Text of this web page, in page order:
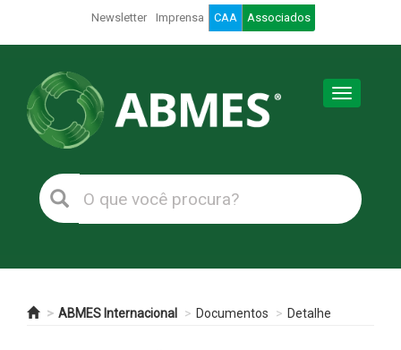
Newsletter Imprensa CAA Associados
Toggle
ABMES Internacional Documentos Detalhe